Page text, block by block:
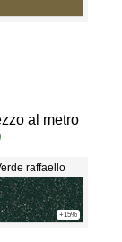
al metro
raffaello
+15%